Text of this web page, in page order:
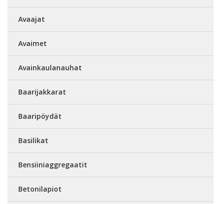
Avaajat
Avaimet
Avainkaulanauhat
Baarijakkarat
Baaripöydät
Basilikat
Bensiiniaggregaatit
Betonilapiot